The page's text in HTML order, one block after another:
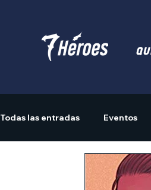
Todas las entradas Eventos